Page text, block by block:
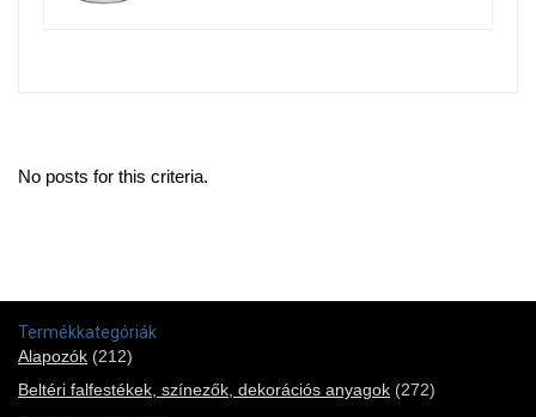
No posts for this criteria.
Termékkategóriák
Alapozók (212)
Beltéri falfestékek, színezők, dekorációs anyagok (272)